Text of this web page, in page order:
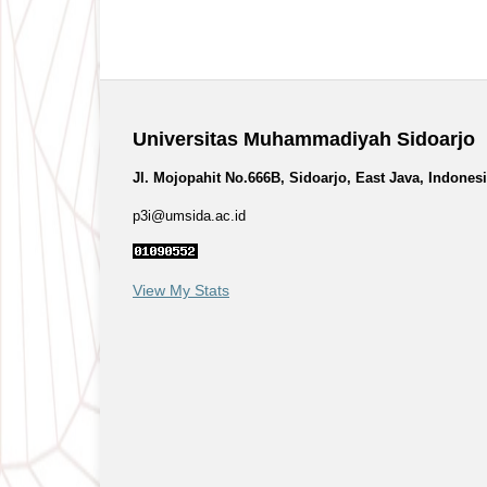
Universitas Muhammadiyah Sidoarjo
Jl. Mojopahit No.666B, Sidoarjo, East Java,
p3i@umsida.ac.id
View My Stats